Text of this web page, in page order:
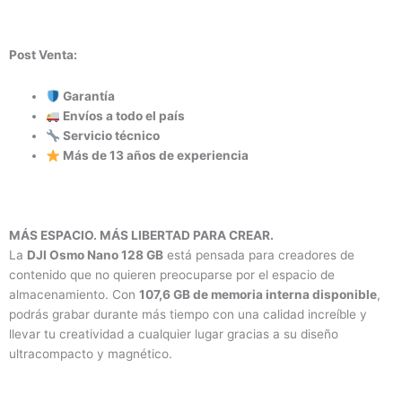
Post Venta:
Garantía
Envíos a todo el país
Servicio técnico
Más de 13 años de experiencia
MÁS ESPACIO. MÁS LIBERTAD PARA CREAR.
La DJI Osmo Nano 128 GB está pensada para creadores de
contenido que no quieren preocuparse por el espacio de
almacenamiento. Con 107,6 GB de memoria interna disponible,
podrás grabar durante más tiempo con una calidad increíble y
llevar tu creatividad a cualquier lugar gracias a su diseño
ultracompacto y magnético.